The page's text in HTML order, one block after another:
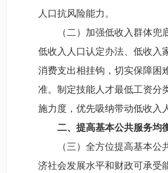
人口抗风险能力。
（二）加强低收入群体
低收入人口认定办法、低收入
消费支出相挂钩，切实保障困
准。制定技能人才最低工资分
施力度，优先吸纳带动低收入
二、提高基本公共服务均
（三）全方位提高基本
济社会发展水平和财政可承受